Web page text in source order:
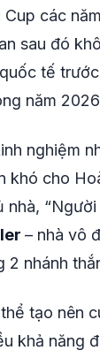
các
sau đó
tế
năm
nghiệm
khó cho
“Người
– nhà vô
2 nhánh
tạo nên
khả năng